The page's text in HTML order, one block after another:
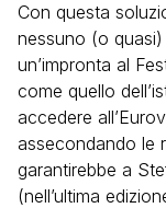
Con questa
nessuno (o
un’impronta al
come quello
accedere
assecondando le
garantirebbe a
(nell’ultima